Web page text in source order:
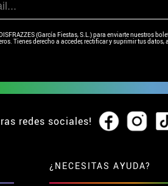
(García Fiestas, S.L.) para enviarte nuestros
Tienes derecho a acceder, rectificar y suprimir tus datos,
redes sociales!
¿NECESITAS AYUDA?